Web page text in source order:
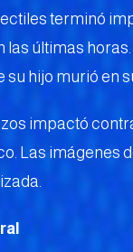
terminó
las últimas
su hijo murió en
impactó
Las imágenes